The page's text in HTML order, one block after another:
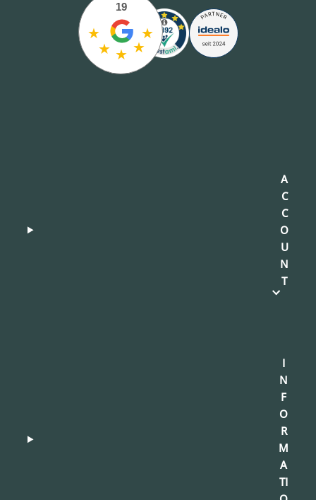
★
★ ★ ★
★
19
A
C
C
O
U
N
T
I
N
F
O
R
M
A
TI